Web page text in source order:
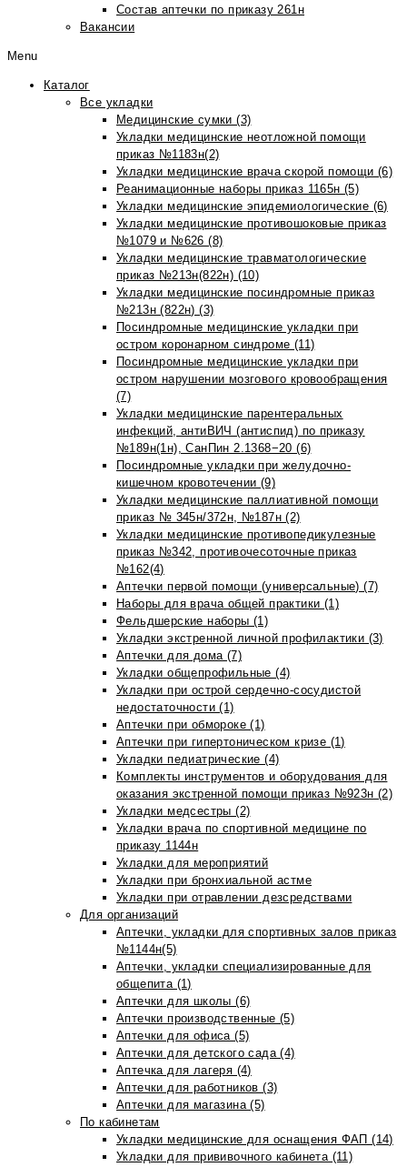
Состав аптечки по приказу 261н
Вакансии
Menu
Каталог
Все укладки
Медицинские сумки (3)
Укладки медицинские неотложной помощи
приказ №1183н(2)
Укладки медицинские врача скорой помощи (6)
Реанимационные наборы приказ 1165н (5)
Укладки медицинские эпидемиологические (6)
Укладки медицинские противошоковые приказ
№1079 и №626 (8)
Укладки медицинские травматологические
приказ №213н(822н) (10)
Укладки медицинские посиндромные приказ
№213н (822н) (3)
Посиндромные медицинские укладки при
остром коронарном синдроме (11)
Посиндромные медицинские укладки при
остром нарушении мозгового кровообращения
(7)
Укладки медицинские парентеральных
инфекций, антиВИЧ (антиспид) по приказу
№189н(1н), СанПин 2.1368−20 (6)
Посиндромные укладки при желудочно-
кишечном кровотечении (9)
Укладки медицинские паллиативной помощи
приказ № 345н/372н, №187н (2)
Укладки медицинские противопедикулезные
приказ №342, противочесоточные приказ
№162(4)
Аптечки первой помощи (универсальные) (7)
Наборы для врача общей практики (1)
Фельдшерские наборы (1)
Укладки экстренной личной профилактики (3)
Аптечки для дома (7)
Укладки общепрофильные (4)
Укладки при острой сердечно-сосудистой
недостаточности (1)
Аптечки при обмороке (1)
Аптечки при гипертоническом кризе (1)
Укладки педиатрические (4)
Комплекты инструментов и оборудования для
оказания экстренной помощи приказ №923н (2)
Укладки медсестры (2)
Укладки врача по спортивной медицине по
приказу 1144н
Укладки для мероприятий
Укладки при бронхиальной астме
Укладки при отравлении дезсредствами
Для организаций
Аптечки, укладки для спортивных залов приказ
№1144н(5)
Аптечки, укладки специализированные для
общепита (1)
Аптечки для школы (6)
Аптечки производственные (5)
Аптечки для офиса (5)
Аптечки для детского сада (4)
Аптечка для лагеря (4)
Аптечки для работников (3)
Аптечки для магазина (5)
По кабинетам
Укладки медицинские для оснащения ФАП (14)
Укладки для прививочного кабинета (11)